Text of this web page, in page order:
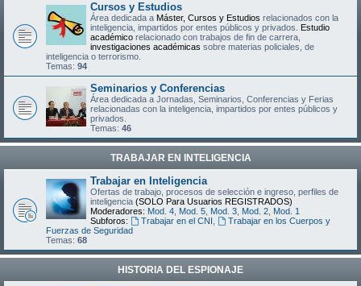
Cursos y Estudios
Área dedicada a Máster, Cursos y Estudios relacionados con la
inteligencia, impartidos por entes públicos y privados. Estudio
académico relacionado con trabajos de fin de carrera,
investigaciones académicas sobre materias policiales, de
inteligencia o terrorismo.
Temas: 94
Seminarios y Conferencias
Área dedicada a Jornadas, Seminarios, Conferencias y Ferias
relacionadas con la inteligencia, impartidos por entes públicos y
privados.
Temas: 46
TRABAJAR EN INTELIGENCIA
Trabajar en Inteligencia
Ofertas de trabajo, procesos de selección e ingreso, perfiles de
inteligencia (SOLO Para Usuarios REGISTRADOS)
Moderadores: Mod. 4 Mod. 5 Mod. 3 Mod. 2 Mod. 1
Subforos:
Trabajar en el CNI
Trabajar en los Cuerpos y
Fuerzas de Seguridad
Temas: 68
HISTORIA DEL ESPIONAJE